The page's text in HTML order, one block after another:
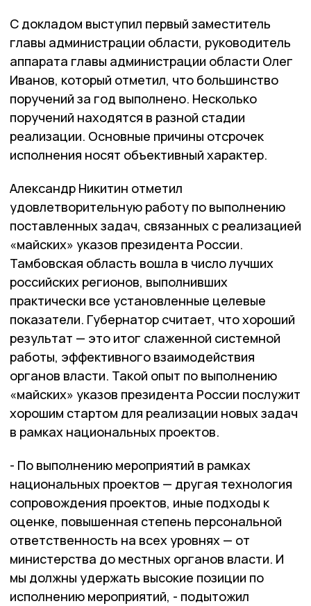
С докладом выступил первый заместитель
главы администрации области, руководитель
аппарата главы администрации области Олег
Иванов, который отметил, что большинство
поручений за год выполнено. Несколько
поручений находятся в разной стадии
реализации. Основные причины отсрочек
исполнения носят объективный характер.
Александр Никитин отметил
удовлетворительную работу по выполнению
поставленных задач, связанных с реализацией
«майских» указов президента России.
Тамбовская область вошла в число лучших
российских регионов, выполнивших
практически все установленные целевые
показатели. Губернатор считает, что хороший
результат — это итог слаженной системной
работы, эффективного взаимодействия
органов власти. Такой опыт по выполнению
«майских» указов президента России послужит
хорошим стартом для реализации новых задач
в рамках национальных проектов.
- По выполнению мероприятий в рамках
национальных проектов — другая технология
сопровождения проектов, иные подходы к
оценке, повышенная степень персональной
ответственность на всех уровнях — от
министерства до местных органов власти. И
мы должны удержать высокие позиции по
исполнению мероприятий, - подытожил